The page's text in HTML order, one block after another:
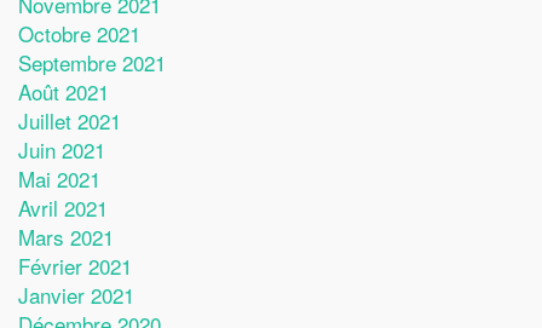
Octobre 2021
Septembre 2021
Août 2021
Juillet 2021
Juin 2021
Mai 2021
Avril 2021
Mars 2021
Février 2021
Janvier 2021